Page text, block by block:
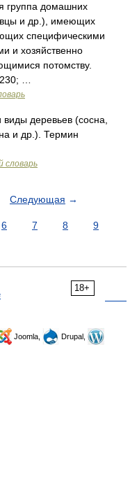
группа домашних
и др.), имеющих
специфическими
и хозяйственно
потомству.
…
деревьев (сосна,
и др.). Термин
словарь
Следующая →
6 7 8
9
18+
Joomla,
Drupal,